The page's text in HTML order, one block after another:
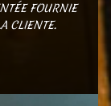
FOURNIE
CLIENTE.